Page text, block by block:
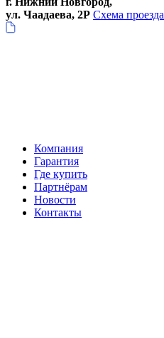
ул. Чаадаева, 2Р Схема проезда
Компания
Гарантия
Где купить
Партнёрам
Новости
Контакты